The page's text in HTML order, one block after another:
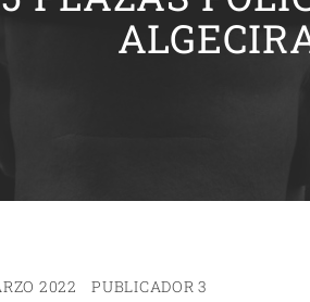
2022 PUBLICADOR 3